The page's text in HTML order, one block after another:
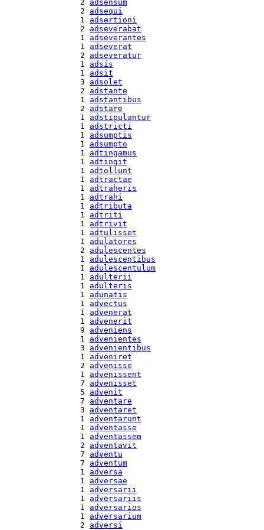
  2
adsensum
  2
adsequi
  1
adsertioni
  2
adseverabat
  1
adseverantes
  1
adseverat
  2
adseveratur
  1
adsis
  1
adsit
  3
adsolet
  2
adstante
  1
adstantibus
  2
adstare
  1
adstipulantur
  1
adstricti
  1
adsumptis
  1
adsumpto
  1
adtingamus
  1
adtingit
  1
adtollunt
  1
adtractae
  1
adtraheris
  1
adtrahi
  1
adtributa
  1
adtriti
  1
adtrivit
  1
adtulisset
  1
adulatores
  2
adulescentes
  1
adulescentibus
  1
adulescentulum
  1
adulterii
  1
adulteris
  1
adunatis
  1
advectus
  1
advenerat
  1
advenerit
  9
adveniens
  1
advenientes
  3
advenientibus
  1
adveniret
  2
advenisse
  1
advenissent
  7
advenisset
  5
advenit
  7
adventare
  3
adventaret
  1
adventarunt
  1
adventasse
  1
adventassem
  2
adventavit
  7
adventu
  7
adventum
  1
adversa
  1
adversae
  1
adversarii
  1
adversariis
  1
adversarios
  1
adversarium
  2
adversi